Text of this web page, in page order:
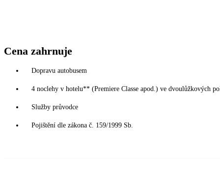
Cena zahrnuje
Dopravu autobusem
4 noclehy v hotelu** (Premiere Classe apod.) ve dvoulůžkových
Služby průvodce
Pojištění dle zákona č. 159/1999 Sb.